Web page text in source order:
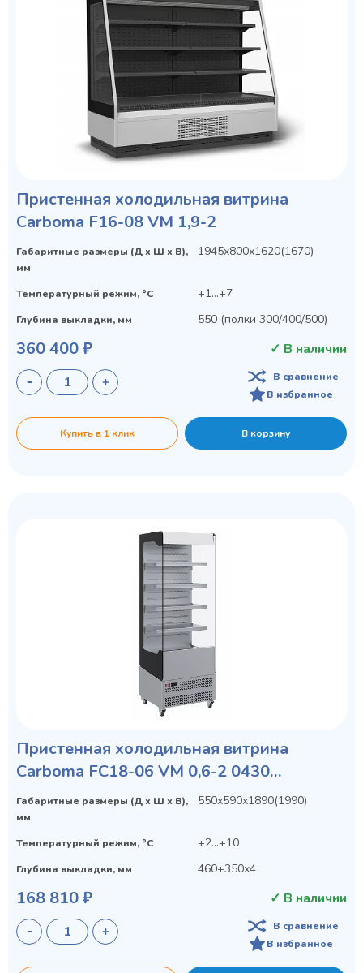
Пристенная холодильная витрина
Carboma F16-08 VM 1,9-2
Габаритные размеры (Д х Ш х В),
мм
1945х800х1620(1670)
Температурный режим, °C +1...+7
Глубина выкладки, мм 550 (полки 300/400/500)
360 400 ₽ ✓ В наличии
В сравнение
В избранное
Купить в 1 клик В корзину
Пристенная холодильная витрина
Carboma FC18-06 VM 0,6-2 0430
(VIVARA)
Габаритные размеры (Д х Ш х В),
мм
550х590х1890(1990)
Температурный режим, °C +2...+10
Глубина выкладки, мм 460+350х4
168 810 ₽ ✓ В наличии
В сравнение
В избранное